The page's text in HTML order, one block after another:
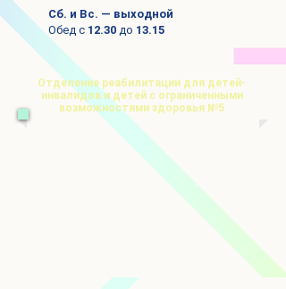
Сб. и Вс. — выходной
Обед с 12.30 до 13.15
Отделение реабилитации для детей-
инвалидов и детей с ограниченными
возможностями здоровья №5